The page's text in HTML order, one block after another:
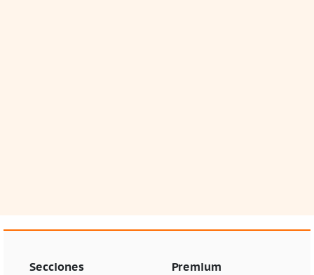
Secciones Premium